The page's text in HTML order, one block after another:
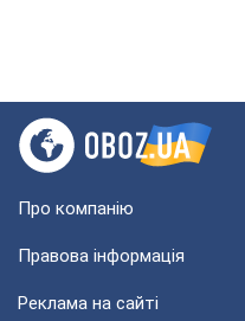
Про компанію
Правова інформація
Реклама на сайті